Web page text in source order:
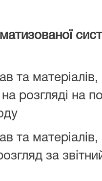
та
розгляді на
та
за